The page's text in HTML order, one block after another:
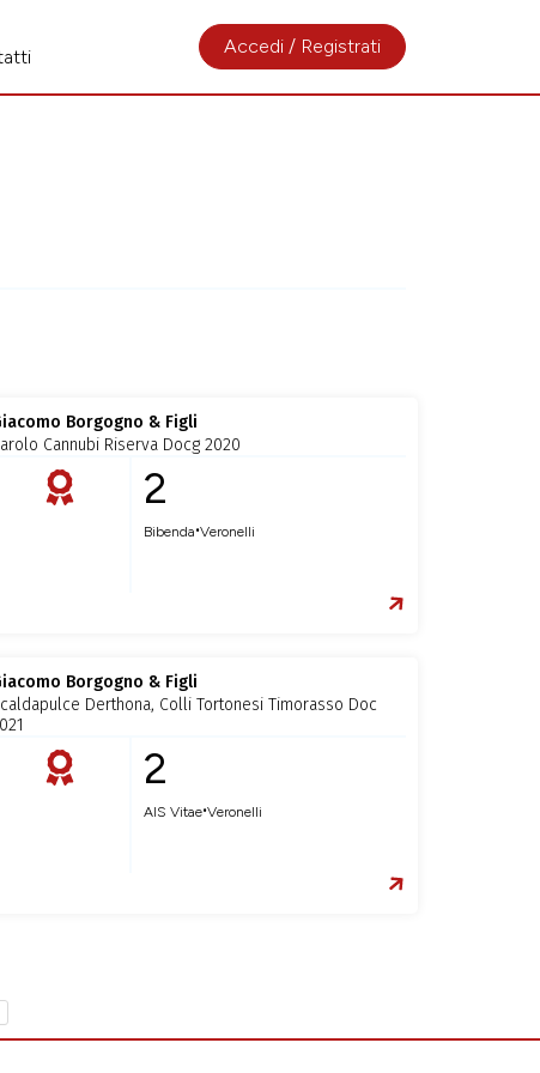
Accedi / Registrati
Borgogno & Figli
Cannubi Riserva Docg 2020
2
Bibenda•Veronelli
Borgogno & Figli
Derthona, Colli Tortonesi Timorasso Doc
2
AIS Vitae•Veronelli